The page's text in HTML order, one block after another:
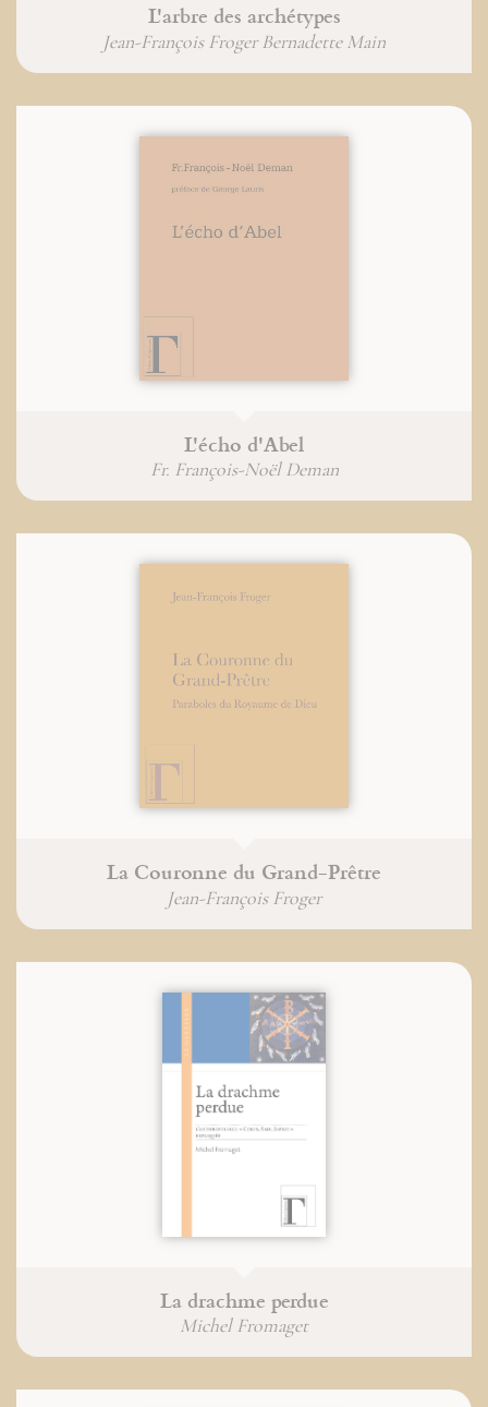
L'arbre des archétypes
Jean-François Froger Bernadette Main
L'écho d'Abel
Fr. François-Noël Deman
La Couronne du Grand-Prêtre
Jean-François Froger
La drachme perdue
Michel Fromaget